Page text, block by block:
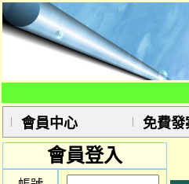
會員中心 免費發
會員登入